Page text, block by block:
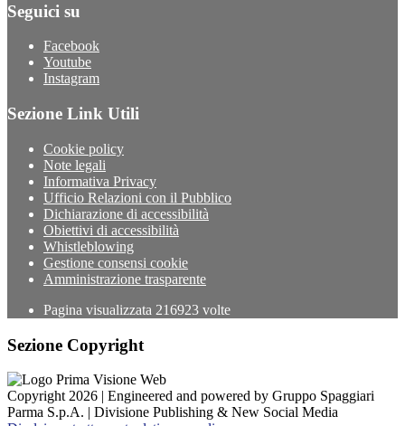
Seguici su
Facebook
Youtube
Instagram
Sezione Link Utili
Cookie policy
Note legali
Informativa Privacy
Ufficio Relazioni con il Pubblico
Dichiarazione di accessibilità
Obiettivi di accessibilità
Whistleblowing
Gestione consensi cookie
Amministrazione trasparente
Pagina visualizzata 216923 volte
Sezione Copyright
Copyright 2026 | Engineered and powered by Gruppo Spaggiari
Parma S.p.A. | Divisione Publishing & New Social Media